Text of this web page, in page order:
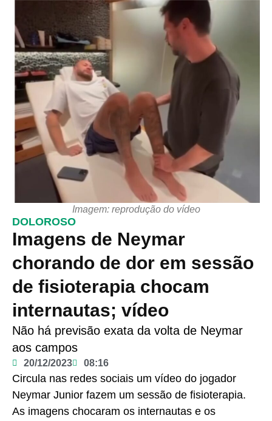
Imagem: reprodução do vídeo
DOLOROSO
Imagens de Neymar
chorando de dor em sessão
de fisioterapia chocam
internautas; vídeo
Não há previsão exata da volta de Neymar
aos campos
20/12/2023 08:16
Circula nas redes sociais um vídeo do jogador
Neymar Junior fazem um sessão de fisioterapia.
As imagens chocaram os internautas e os